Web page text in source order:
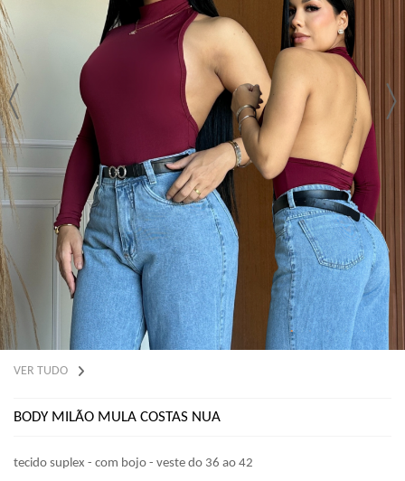
VER TUDO
BODY MILÃO MULA COSTAS NUA
tecido suplex - com bojo - veste do 36 ao 42